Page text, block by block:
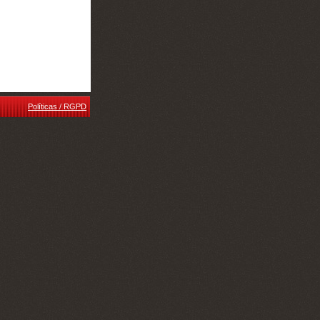
Políticas / RGPD